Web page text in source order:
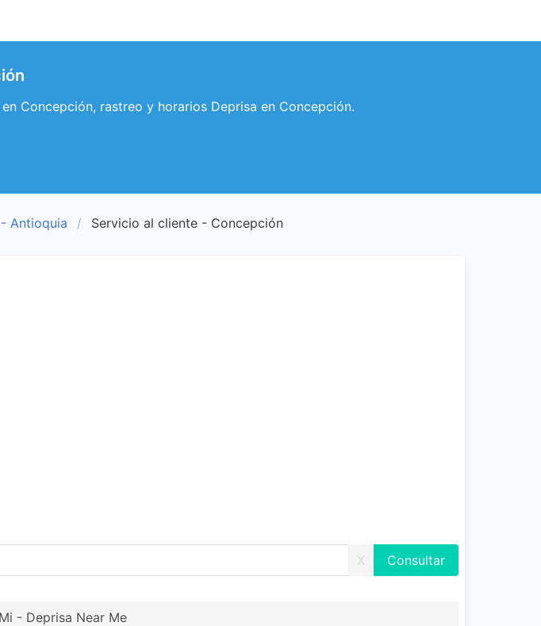
Concepción, rastreo y horarios Deprisa en Concepción.
Antioquia Servicio al cliente - Concepción
X
- Deprisa Near Me